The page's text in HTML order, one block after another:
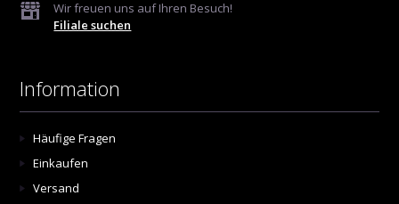
Wir freuen uns auf Ihren Besuch!
Filiale suchen
Information
Häufige Fragen
Einkaufen
Versand